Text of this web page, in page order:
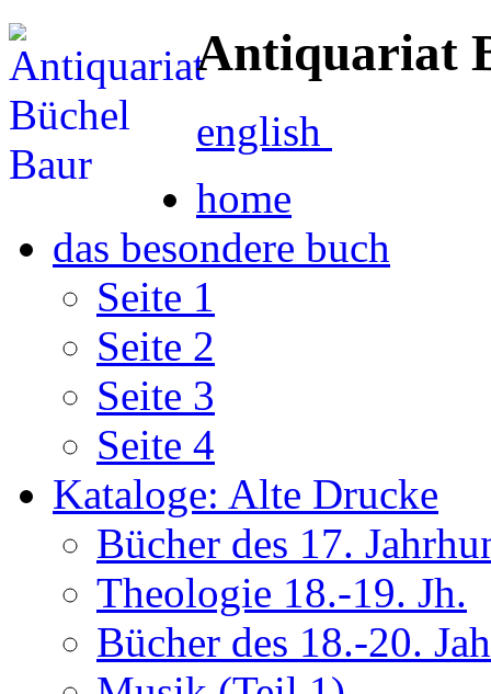
Antiquariat
english
home
das besondere buch
Seite 1
Seite 2
Seite 3
Seite 4
Kataloge: Alte Drucke
Bücher des 17.
Theologie 18.-19. Jh.
Bücher des 18.-20.